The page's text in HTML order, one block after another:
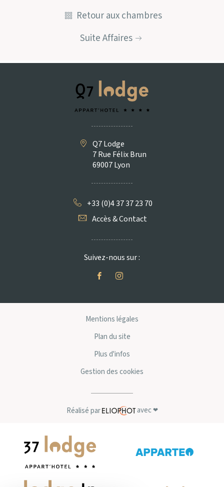
Retour aux chambres
Suite Affaires
Q7 Lodge
7 Rue Félix Brun
69007 Lyon
+33 (0)4 37 37 23 70
Accès & Contact
Suivez-nous sur :
Mentions légales
Plan du site
Plus d'infos
Gestion des cookies
Réalisé par avec ❤